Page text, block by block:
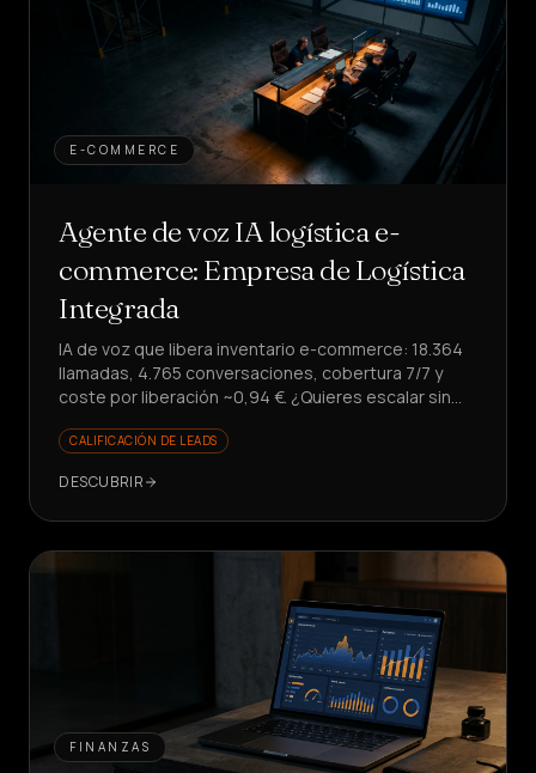
E-COMMERCE
Agente de voz IA logística e-
commerce: Empresa de Logística
Integrada
IA de voz que libera inventario e-commerce: 18.364
llamadas, 4.765 conversaciones, cobertura 7/7 y
coste por liberación ~0,94 €. ¿Quieres escalar sin
CALIFICACIÓN DE LEADS
DESCUBRIR
FINANZAS